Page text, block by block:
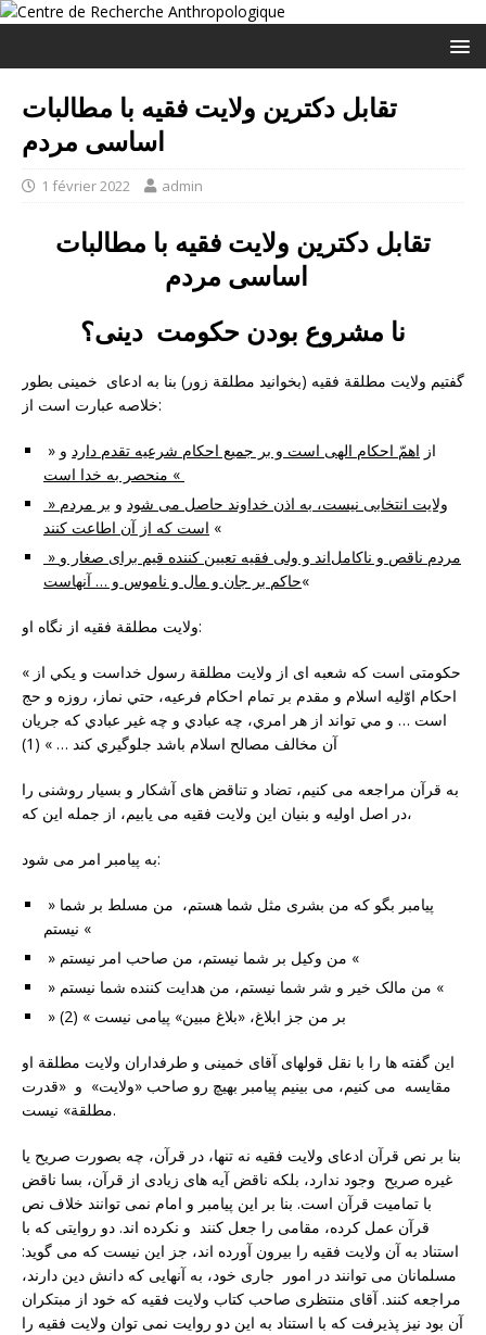
تقابل دکترین ولایت فقیه با مطالبات
اساسی مردم
1 février 2022 admin
تقابل دکترین ولایت فقیه با مطالبات
نا مشروع بودن حکومت دینی؟
گفتیم ولایت مطلقة فقیه (بخوانید مطلقة زور) بنا به ادعای خمینی بطور
خلاصه عبارت است از:
» از اهمّ احكام الهى است و بر جمیع احكام شرعیه تقدم دارد و
منحصر به خدا است «
» ولایت انتخابی نیست، به اذن خداوند حاصل می شود و بر مردم
است كه از آن اطاعت كنند «
» مردم ناقص‌ و ناکامل‌اند و ولی فقیه تعیین کننده قیم برای صغار و
حاکم بر جان و مال و ناموس و … آنهاست«
ولايت مطلقة فقيه از نگاه او:
« حکومتی است که شعبه ای از ولايت مطلقة رسول خداست و يکي از
احکام اوّليه اسلام و مقدم بر تمام احکام فرعيه، حتي نماز، روزه و حج
است … و مي تواند از هر امري، چه عبادي و چه غير عبادي که جريان
آن مخالف مصالح اسلام باشد جلوگيري کند … » (1)
به قرآن مراجعه می کنیم، تضاد و تناقض های آشکار و بسیار روشنی را
در اصل اولیه و بنیان این ولایت فقیه می یابیم، از جمله این که،
به پیامبر امر می شود:
» پیامبر بگو که من بشری مثل شما هستم، من مسلط بر شما
نیستم «
» من وکیل بر شما نیستم، من صاحب امر نیستم «
» من مالک خیر و شر شما نیستم، من هدایت کننده شما نیستم «
» بر من جز ابلاغ، «بلاغ مبین» پیامی نیست » (2)
این گفته ها را با نقل قولهای آقای خمینی و طرفداران ولایت مطلقة او
مقایسه می کنیم، می بینیم پیامبر بهیچ رو صاحب «ولایت» و «قدرت
مطلقة» نیست.
بنا بر نص قرآن ادعای ولایت فقیه نه تنها، در قرآن، چه بصورت صریح یا
غیره صریح وجود ندارد، بلکه ناقض آیه های زیادی از قرآن، بسا ناقض
با تمامیت قرآن است. بنا بر این پیامبر و امام نمی توانند خلاف نص
قرآن عمل کرده، مقامی را جعل کنند و نکرده اند. دو روایتی که با
استناد به آن ولایت فقیه را بیرون آورده اند، جز این نیست که می گوید:
مسلمانان می توانند در امور جاری خود، به آنهایی که دانش دین دارند،
مراجعه کنند. آقای منتظری صاحب کتاب ولایت فقیه که خود از مبتکران
آن بود نیز پذیرفت که با استناد به این دو روایت نمی توان ولایت فقیه را